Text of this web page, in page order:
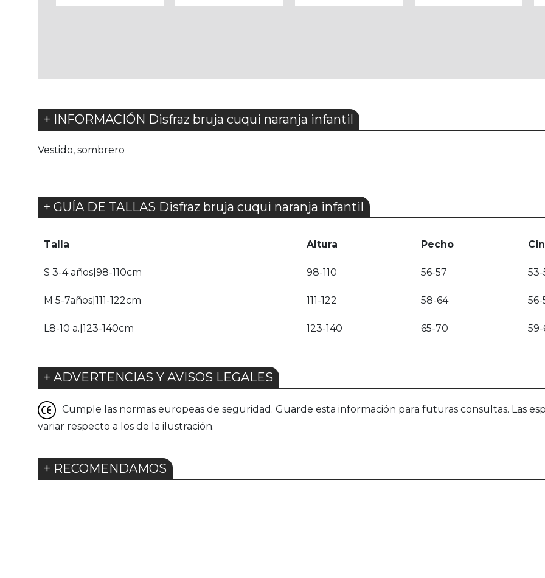
+ INFORMACIÓN Disfraz bruja cuqui naranja infantil
Vestido, sombrero
+ GUÍA DE TALLAS Disfraz bruja cuqui naranja infantil
Talla Altura Pecho
S 3-4 años|98-110cm 98-110 56-57 53-
M 5-7años|111-122cm 111-122 58-64 56-
L8-10 a.|123-140cm 123-140 65-70 59-
+ ADVERTENCIAS Y AVISOS LEGALES
Cumple las normas europeas de seguridad. Guarde esta información para futuras consultas. Las
variar respecto a los de la ilustración.
+ RECOMENDAMOS